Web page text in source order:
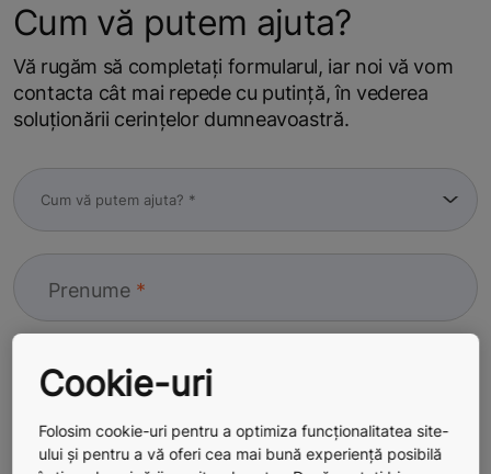
Cum vă putem ajuta?
Vă rugăm să completați formularul, iar noi vă vom
contacta cât mai repede cu putință, în vederea
soluționării cerințelor dumneavoastră.
Prenume
Nume
+40
Cookie-uri
Folosim cookie-uri pentru a optimiza funcționalitatea site-
ului și pentru a vă oferi cea mai bună experiență posibilă